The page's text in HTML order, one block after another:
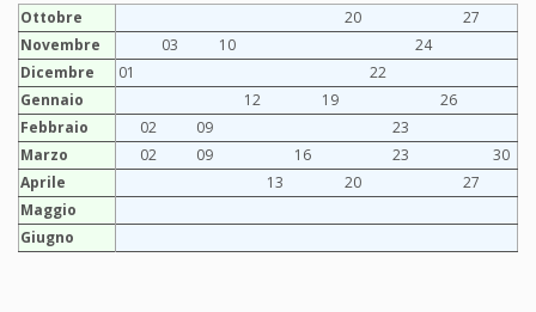
Ottobre 20
27
Novembre
03 10
24
Dicembre
01
22
Gennaio
12 19
26
Febbraio
02 09
23
Marzo
02 09 16 23
30
Aprile
13 20
27
Maggio
Giugno